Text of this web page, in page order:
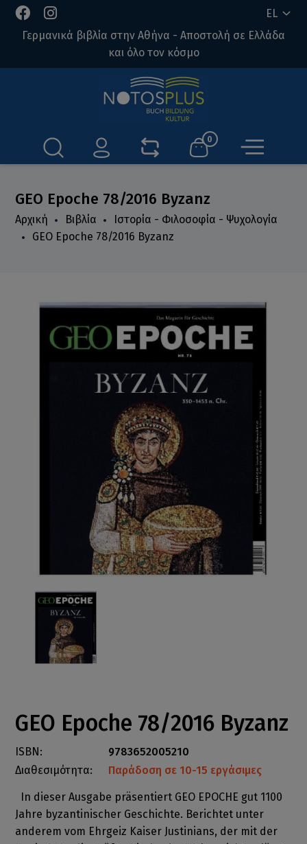
EL
Γερμανικά βιβλία στην Αθήνα - Αποστολή σε Ελλάδα
και όλο τον κόσμο
0
GEO Epoche 78/2016 Byzanz
Αρχική Βιβλία
Ιστορία - Φιλοσοφία - Ψυχολογία
GEO Epoche 78/2016 Byzanz
GEO Epoche 78/2016 Byzanz
ISBN:
9783652005210
Διαθεσιμότητα:
Παράδοση σε 10-15 εργάσιμες
In dieser Ausgabe präsentiert GEO EPOCHE gut 1100
Jahre byzantinischer Geschichte. Berichtet unter
anderem vom Ehrgeiz Kaiser Justinians, der mit der